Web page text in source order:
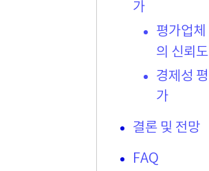
가
평가업체
의 신뢰도
경제성 평
가
결론 및 전망
FAQ